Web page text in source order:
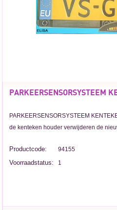
PARKEERSENSORSYSTEEM
PARKEERSENSORSYSTEEM
de kenteken houder verwijderen de
Productcode: 94155
Voorraadstatus: 1